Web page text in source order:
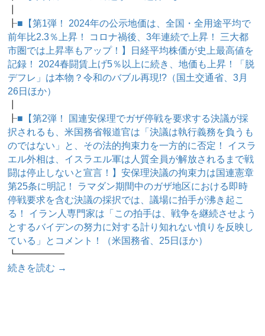
┠■【第1弾！ 2024年の公示地価は、全国・全用途平均で
前年比2.3％上昇！ コロナ禍後、3年連続で上昇！ 三大都
市圏では上昇率もアップ！】日経平均株価が史上最高値を
記録！ 2024春闘賃上げ5％以上に続き、地価も上昇！「脱
デフレ」は本物？令和のバブル再現!?（国土交通省、3月
26日ほか）
┠■【第2弾！ 国連安保理でガザ停戦を要求する決議が採
択されるも、米国務省報道官は「決議は執行義務を負うも
のではない」と、その法的拘束力を一方的に否定！ イスラ
エル外相は、イスラエル軍は人質全員が解放されるまで戦
闘は停止しないと宣言！】安保理決議の拘束力は国連憲章
第25条に明記！ ラマダン期間中のガザ地区における即時
停戦要求を含む決議の採択では、議場に拍手が沸き起こ
る！ イラン人専門家は「この拍手は、戦争を継続させよう
とするバイデンの努力に対する計り知れない憤りを反映し
ている」とコメント！（米国務省、25日ほか）
┗━━━━━
続きを読む →